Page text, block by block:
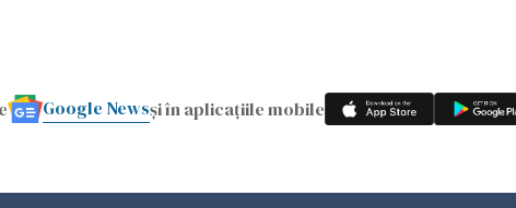
Google Newsși în aplicațiile mobile